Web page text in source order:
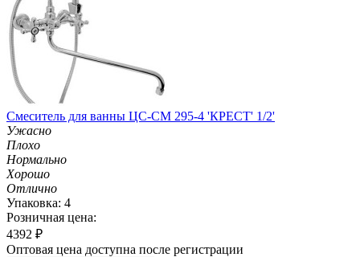
Смеситель для ванны ЦС-СМ 295-4 'КРЕСТ' 1/2'
Ужасно
Плохо
Нормально
Хорошо
Отлично
Упаковка: 4
Розничная цена:
4392 ₽
Оптовая цена доступна после регистрации